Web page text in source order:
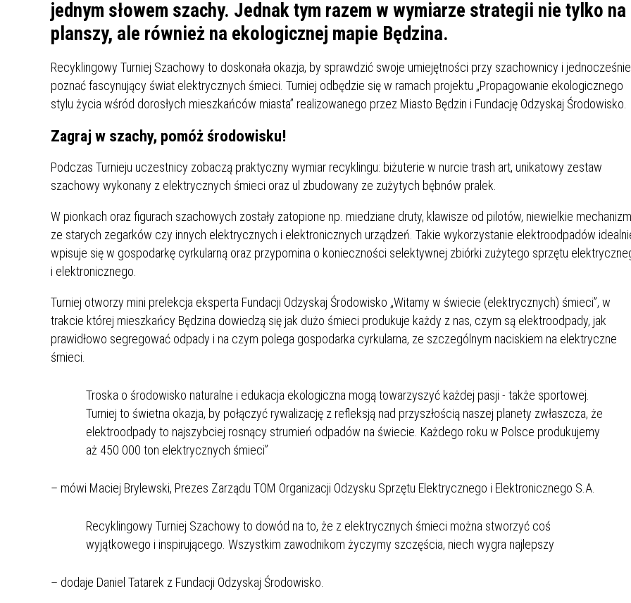
KARTA DUŻEJ RODZINY OFERTY PRACY
PROGRAM WSPARCIA
AKTYWIZACJA SPOŁECZNO–
ZAWODOWA OSÓB
NIEPEŁNOSPRAWNYCH
PLAN OGÓLNY BĘDZIŃSKA KARTA SENIORA
PODATKI LOKALNE –
STAWKI I FORMULARZE
KAMPANIA EDUKACYJNO-
PROJEKTU ZAGŁĘBIOWSKI PARK
LINEARNY
INFORMACJE ZUS INFORMACJE MOPS BĘDZIN INFORMACJE ARIMR
INFORMACJE KRUS
SZANSA – FORMY AKTYWNEGO
WSPARCIA OBSZARU
MŁODZIEŻOWA RADA MIASTA
WYKAZ ZWIERZĄT
BĘDZIŃSKA AKADEMIA MAŁEGO
SPORTOWCA
AKCJA ŻYJ ZDROWO BEZ
ALKOHOLU
GDZIE MOŻNA ZNALEŹĆ I
WYGLĄDA PRACA W NGO?
PORADY OD PRACA.PL
WZMOCNIENIE PROCESU
ŚLĄSKA
INFORMATYK – JAK ZOSTAĆ?
KULTURY
„METROPOLIA. PRZEZ PRYZMAT
WODY”
KONKURSU O NAGRODĘ
UCZNIÓW
DLA WYRÓŻNIAJĄCYCH SIĘ
UCZNIÓW
NIEPUBLICZNYCH
KSZTAŁCENIA
MŁODOCIANYCH
I ST. IM. FRYDERYKA CHOPINA
DOTACJE DLA NIEPUBLICZNYCH
SZKÓŁ I PRZEDSZKOLI W
MIĘDZYZAKŁADOWA KASA
ZAPOMOGOWO-POŻYCZKOWA
DOFINANSOWANIE
SZKÓŁ” Z WOJEWÓDZKIEGO
ŚRODOWISKA I
WODNEJ W KATOWICACH
POMOC ZDROWOTNA DLA
SZANS EDUKACYJNYCH DZIECI I
MŁODZIEŻY „PRZYJAZNA SZKOŁA”
W LATACH 2025-2027
jednym słowem szachy. Jednak tym razem w wymiarze strategii nie tylko na
planszy, ale również na ekologicznej mapie Będzina.
Recyklingowy Turniej Szachowy to doskonała okazja, by sprawdzić swoje umiejętności przy szachownicy i jednocześnie
poznać fascynujący świat elektrycznych śmieci. Turniej odbędzie się w ramach projektu „Propagowanie ekologicznego
stylu życia wśród dorosłych mieszkańców miasta” realizowanego przez Miasto Będzin i Fundację Odzyskaj Środowisko.
Zagraj w szachy, pomóż środowisku!
Podczas Turnieju uczestnicy zobaczą praktyczny wymiar recyklingu: biżuterie w nurcie trash art, unikatowy zestaw
szachowy wykonany z elektrycznych śmieci oraz ul zbudowany ze zużytych bębnów pralek.
W pionkach oraz figurach szachowych zostały zatopione np. miedziane druty, klawisze od pilotów, niewielkie
ze starych zegarków czy innych elektrycznych i elektronicznych urządzeń. Takie wykorzystanie elektroodpadów
wpisuje się w gospodarkę cyrkularną oraz przypomina o konieczności selektywnej zbiórki zużytego sprzętu
i elektronicznego.
Turniej otworzy mini prelekcja eksperta Fundacji Odzyskaj Środowisko „Witamy w świecie (elektrycznych) śmieci”, w
trakcie której mieszkańcy Będzina dowiedzą się jak dużo śmieci produkuje każdy z nas, czym są elektroodpady, jak
prawidłowo segregować odpady i na czym polega gospodarka cyrkularna, ze szczególnym naciskiem na elektryczne
śmieci.
Troska o środowisko naturalne i edukacja ekologiczna mogą towarzyszyć każdej pasji - także sportowej.
Turniej to świetna okazja, by połączyć rywalizację z refleksją nad przyszłością naszej planety zwłaszcza, że
elektroodpady to najszybciej rosnący strumień odpadów na świecie. Każdego roku w Polsce produkujemy
aż 450 000 ton elektrycznych śmieci”
– mówi Maciej Brylewski, Prezes Zarządu TOM Organizacji Odzysku Sprzętu Elektrycznego i Elektronicznego S.A.
Recyklingowy Turniej Szachowy to dowód na to, że z elektrycznych śmieci można stworzyć coś
wyjątkowego i inspirującego. Wszystkim zawodnikom życzymy szczęścia, niech wygra najlepszy
– dodaje Daniel Tatarek z Fundacji Odzyskaj Środowisko.